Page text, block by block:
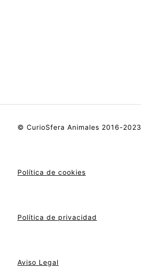
© CurioSfera Animales 2016-2023
Política de cookies
Política de privacidad
Aviso Legal